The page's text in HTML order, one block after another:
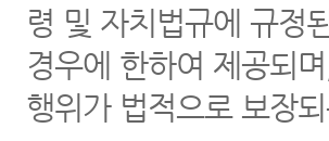
령 및 자치법규에 규정
경우에 한하여 제공되
행위가 법적으로 보장